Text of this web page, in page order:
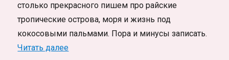
столько прекрасного пишем про райские
тропические острова, моря и жизнь под
кокосовыми пальмами. Пора и минусы записать.
Читать далее«Минусы и плюсы жизни в Таиланде,